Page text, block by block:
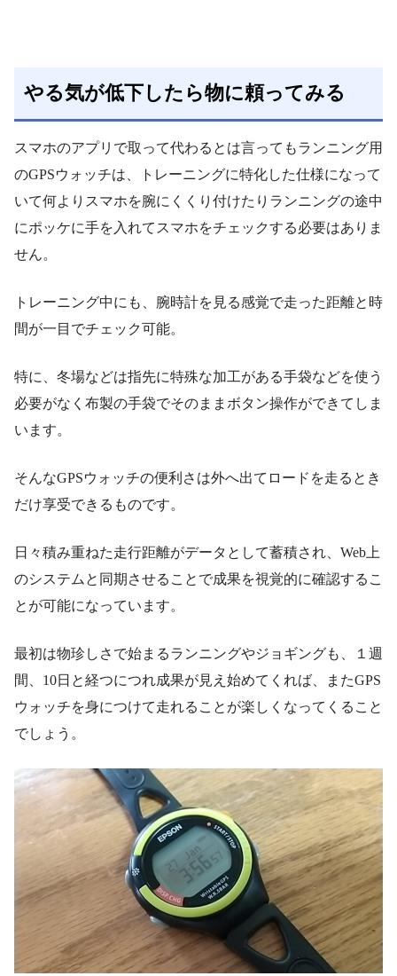
やる気が低下したら物に頼ってみる
スマホのアプリで取って代わるとは言ってもランニング用
のGPSウォッチは、トレーニングに特化した仕様になって
いて何よりスマホを腕にくくり付けたりランニングの途中
にポッケに手を入れてスマホをチェックする必要はありま
せん。
トレーニング中にも、腕時計を見る感覚で走った距離と時
間が一目でチェック可能。
特に、冬場などは指先に特殊な加工がある手袋などを使う
必要がなく布製の手袋でそのままボタン操作ができてしま
います。
そんなGPSウォッチの便利さは外へ出てロードを走るとき
だけ享受できるものです。
日々積み重ねた走行距離がデータとして蓄積され、Web上
のシステムと同期させることで成果を視覚的に確認するこ
とが可能になっています。
最初は物珍しさで始まるランニングやジョギングも、１週
間、10日と経つにつれ成果が見え始めてくれば、またGPS
ウォッチを身につけて走れることが楽しくなってくること
でしょう。